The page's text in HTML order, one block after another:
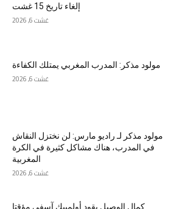
إلغاء تاريخ 15 غشت
غشت 6, 2026
مولود مذكر: المدرب المغربي يمتلك الكفاءة
غشت 6, 2026
مولود مذكر لـ راديو مارس: لن نختزل النقاش
في المدرب، هناك مشاكل كثيرة في الكرة
المغربية
غشت 6, 2026
كمال الوصيل يقود أولمبيك آسفي مؤقتا